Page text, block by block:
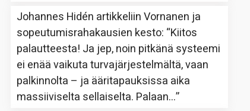
Johannes Hidén artikkeliinVornanen ja
sopeutumisrahakausien kesto: “Kiitos
palautteesta! Ja jep, noin pitkänä systeemi
ei enää vaikuta turvajärjestelmältä, vaan
palkinnolta – ja ääritapauksissa aika
massiiviselta sellaiselta. Palaan…”